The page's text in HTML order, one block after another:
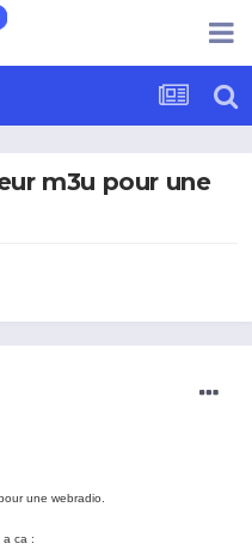
m3u pour une
une webradio.
a ca :